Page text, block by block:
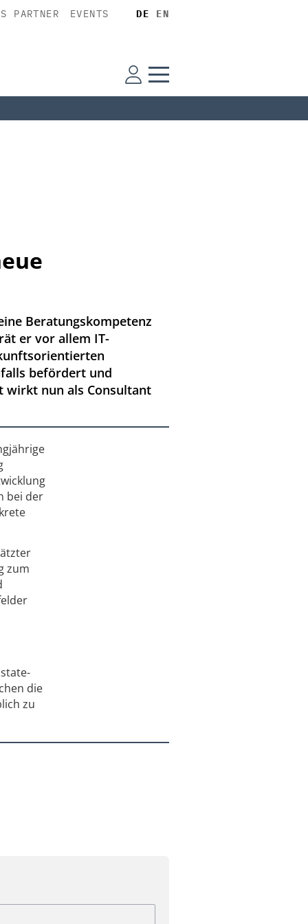
PARTNER EVENTS DE EN
Beratungskompetenz
er vor allem IT-
befördert und
wirkt nun als Consultant
bei der
zum
die
zu